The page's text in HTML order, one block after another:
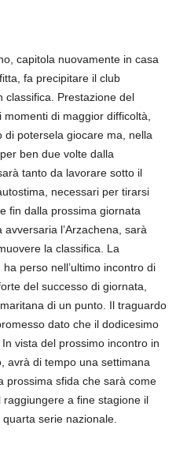
capitola nuovamente in casa
fa precipitare il club
classifica. Prestazione del
di maggior difficoltà,
potersela giocare ma, nella
ben due volte dalla
tanto da lavorare sotto il
necessari per tirarsi
fin dalla prossima giornata
l’Arzachena, sarà
la classifica. La
perso nell’ultimo incontro di
del successo di giornata,
di un punto. Il traguardo
dato che il dodicesimo
vista del prossimo incontro in
avrà di tempo una settimana
prossima sfida che sarà come
a fine stagione il
serie nazionale.